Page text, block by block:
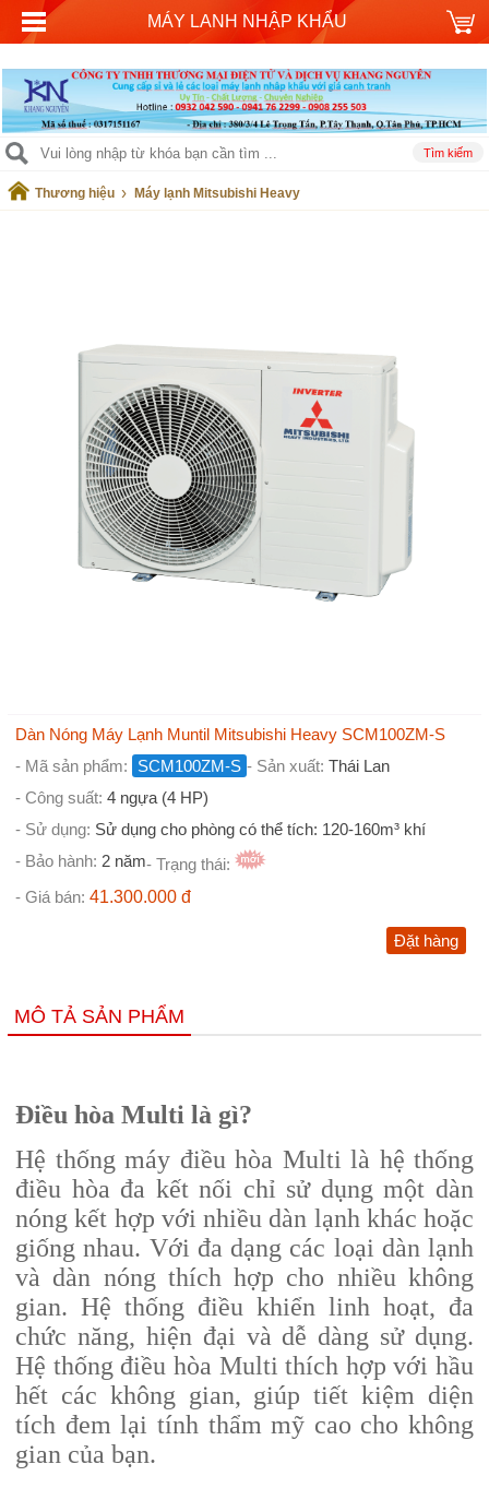
Thương hiệu › Máy lạnh Mitsubishi Heavy
Dàn Nóng Máy Lạnh Muntil Mitsubishi Heavy SCM100ZM-S
- Mã sản phẩm:
SCM100ZM-S - Sản xuất: Thái Lan
- Công suất: 4 ngựa (4 HP)
- Sử dụng: Sử dụng cho phòng có thể tích: 120-160m³ khí
- Bảo hành: 2 năm- Trạng thái:
- Giá bán: 41.300.000 đ
Đặt hàng
MÔ TẢ SẢN PHẨM
Điều hòa Multi là gì?
Hệ thống máy điều hòa Multi là hệ thống
điều hòa đa kết nối chỉ sử dụng một dàn
nóng kết hợp với nhiều dàn lạnh khác hoặc
giống nhau. Với đa dạng các loại dàn lạnh
và dàn nóng thích hợp cho nhiều không
gian. Hệ thống điều khiển linh hoạt, đa
chức năng, hiện đại và dễ dàng sử dụng.
Hệ thống điều hòa Multi thích hợp với hầu
hết các không gian, giúp tiết kiệm diện
tích đem lại tính thẩm mỹ cao cho không
gian của bạn.
MÁY LANH NHẬP KHẨU